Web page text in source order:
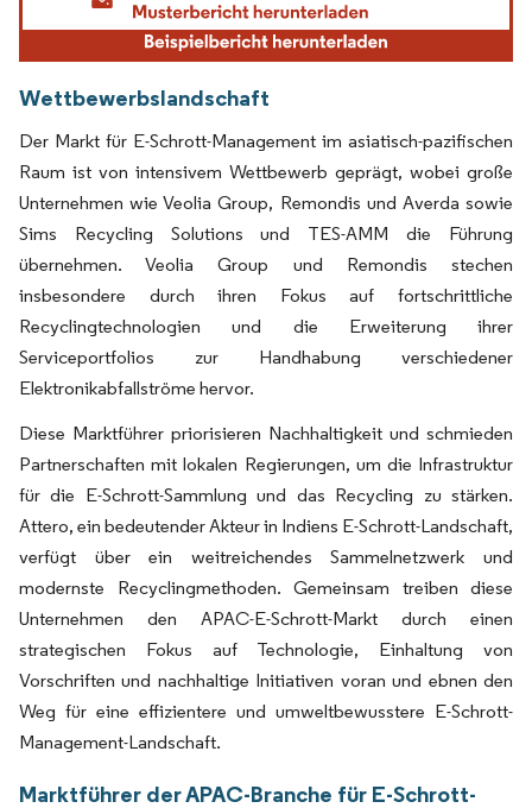
Wettbewerbslandschaft
Der Markt für E-Schrott-Management im asiatisch-pazifischen
Raum ist von intensivem Wettbewerb geprägt, wobei große
Unternehmen wie Veolia Group, Remondis und Averda sowie
Sims Recycling Solutions und TES-AMM die Führung
übernehmen. Veolia Group und Remondis stechen
insbesondere durch ihren Fokus auf fortschrittliche
Recyclingtechnologien und die Erweiterung ihrer
Serviceportfolios zur Handhabung verschiedener
Elektronikabfallströme hervor.
Diese Marktführer priorisieren Nachhaltigkeit und schmieden
Partnerschaften mit lokalen Regierungen, um die Infrastruktur
für die E-Schrott-Sammlung und das Recycling zu stärken.
Attero, ein bedeutender Akteur in Indiens E-Schrott-Landschaft,
verfügt über ein weitreichendes Sammelnetzwerk und
modernste Recyclingmethoden. Gemeinsam treiben diese
Unternehmen den APAC-E-Schrott-Markt durch einen
strategischen Fokus auf Technologie, Einhaltung von
Vorschriften und nachhaltige Initiativen voran und ebnen den
Weg für eine effizientere und umweltbewusstere E-Schrott-
Management-Landschaft.
Marktführer der APAC-Branche für E-Schrott-